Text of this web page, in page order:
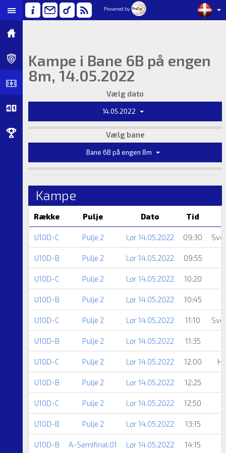
Powered by
Kampe i Bane 6B på engen
8m, 14.05.2022
Vælg dato
14.05.2022
Vælg bane
Bane 6B på engen 8m
Kampe
Række Pulje Dato Tid
U10D-C Pulje 2 Lør 14.05.2022 09:30
U10D-B Pulje 2 Lør 14.05.2022 09:55
U10D-C Pulje 2 Lør 14.05.2022 10:20
U10D-B Pulje 2 Lør 14.05.2022 10:45
U10D-C Pulje 2 Lør 14.05.2022 11:10
U10D-B Pulje 2 Lør 14.05.2022 11:35
U10D-C Pulje 2 Lør 14.05.2022 12:00
U10D-B Pulje 2 Lør 14.05.2022 12:25
U10D-C Pulje 2 Lør 14.05.2022 12:50
U10D-B Pulje 2 Lør 14.05.2022 13:15
U10D-B A-Semifinal:01 Lør 14.05.2022 14:15